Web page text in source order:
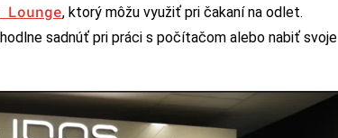
Lounge, ktorý môžu využiť pri čakaní na odlet.
sadnúť pri práci s počítačom alebo nabiť svoje